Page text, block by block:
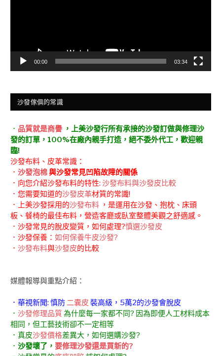
00:00 03:34
沙發傢俱的常識
． 品質就是商譽 ，上美沙發行所有承接的沙發訂做與修理沙
發的訂單，100%在廠內親手打造，絕不委外代工，歡迎親
臨!
沙發布料、皮革常識：
． 沙發泡棉與沙發常見凹陷故障的關係
．向您介紹沙發布料的特性: 沙發布料與沙發皮比較
．您需要知道的沙發皮革材質的常識!
．上美沙發採用的沙發布料 ，是運用在沙發、抱枕、床頭
板、餐椅的最佳布料，營造客廳或臥室整體美觀之舒適感。
．沙發常見的脫皮變質，如何處理?慎選沙發皮
．沙發保養： 如何保養牛皮沙發?
． 沙發布料與沙發皮的比較
媒體報導與重點介紹：
．華視新聞: 慎防 二囊皮 裝高級，5萬2的沙發會脫皮
． 沙發修理品質為什麼每一家都不同? 因為即便人工材料成本
相同，但工藝技術卻不一定相等
．真皮沙發價格差異大，如何選購沙發?
． 沙發壞了， 要修理沙發還是買新的?